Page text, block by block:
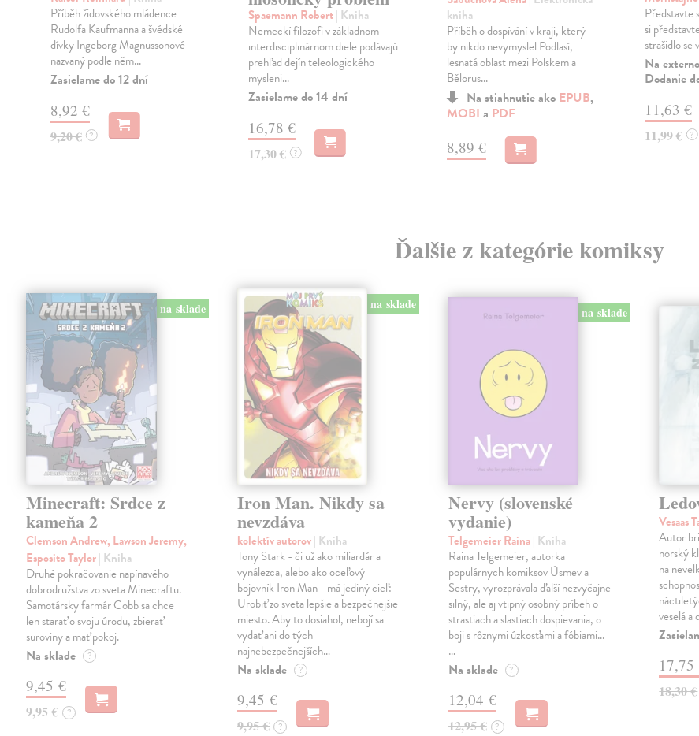
Příběh židovského mládence
Rudolfa Kaufmanna a švédské
dívky Ingeborg Magnussonové
nazvaný podle něm...
Zasielame do 12 dní
8,92 €
9,20 € ?
Spaemann Robert| Kniha
Nemeckí filozofi v základnom
interdisciplinárnom diele podávajú
prehľad dejín teleologického
mysleni...
Zasielame do 14 dní
16,78 €
17,30 € ?
kniha
Příběh o dospívání v kraji, který
by nikdo nevymyslel Podlasí,
lesnatá oblast mezi Polskem a
Bělorus...
Na stiahnutie ako EPUB,
MOBI a PDF
8,89 €
Představte
si
strašidlo se
Na
Dodanie
11,63 €
11,99 € ?
Ďalšie z kategórie komiksy
na sklade
Minecraft: Srdce z
kameňa 2
Clemson Andrew, Lawson Jeremy,
Esposito Taylor| Kniha
Druhé pokračovanie napínavého
dobrodružstva zo sveta Minecraftu.
Samotársky farmár Cobb sa chce
len starať o svoju úrodu, zbierať
suroviny a mať pokoj.
Na sklade ?
9,45 €
9,95 € ?
na sklade
Iron Man. Nikdy sa
nevzdáva
kolektív autorov| Kniha
Tony Stark - či už ako miliardár a
vynálezca, alebo ako oceľový
bojovník Iron Man - má jediný cieľ:
Urobiť zo sveta lepšie a bezpečnejšie
miesto. Aby to dosiahol, nebojí sa
vydať ani do tých
najnebezpečnejších…
Na sklade ?
9,45 €
9,95 € ?
na sklade
Nervy (slovenské
vydanie)
Telgemeier Raina| Kniha
Raina Telgemeier, autorka
populárnych komiksov Úsmev a
Sestry, vyrozprávala ďalší nezvyčajne
silný, ale aj vtipný osobný príbeh o
strastiach a slastiach dospievania, o
boji s rôznymi úzkosťami a fóbiami...
…
Na sklade ?
12,04 €
12,95 € ?
Vesaas
Autor
norský
na
veselá a
17,75
18,30 €